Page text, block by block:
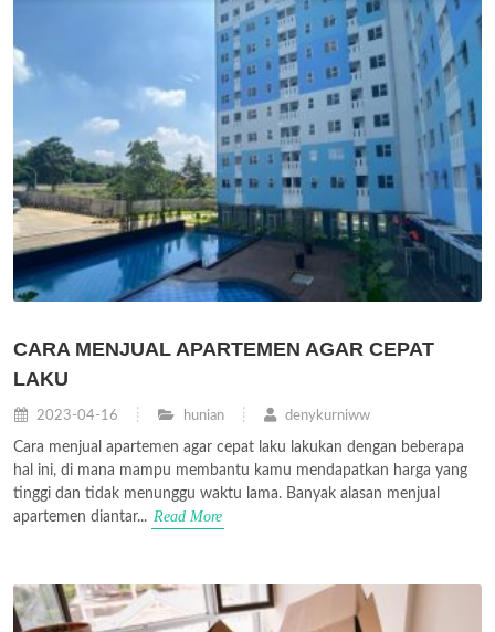
CARA MENJUAL APARTEMEN AGAR CEPAT
LAKU
2023-04-16 hunian denykurniww
Cara menjual apartemen agar cepat laku lakukan dengan beberapa
hal ini, di mana mampu membantu kamu mendapatkan harga yang
tinggi dan tidak menunggu waktu lama. Banyak alasan menjual
apartemen diantar... Read More